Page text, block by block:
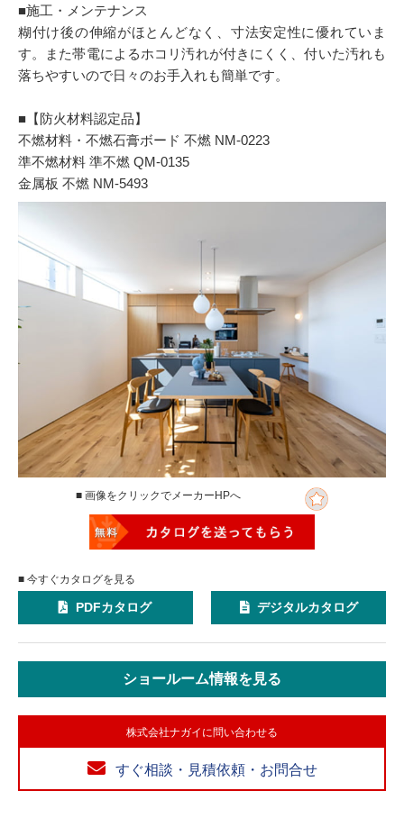
■施工・メンテナンス
糊付け後の伸縮がほとんどなく、寸法安定性に優れていま
す。また帯電によるホコリ汚れが付きにくく、付いた汚れも
落ちやすいので日々のお手入れも簡単です。
■【防火材料認定品】
不燃材料・不燃石膏ボード 不燃 NM-0223
準不燃材料 準不燃 QM-0135
金属板 不燃 NM-5493
■ 画像をクリックでメーカーHPへ
■ 今すぐカタログを見る
PDFカタログ デジタルカタログ
ショールーム情報を見る
株式会社ナガイに問い合わせる
すぐ相談・見積依頼・お問合せ